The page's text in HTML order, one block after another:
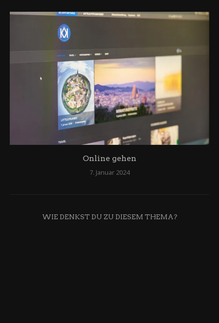
Online gehen
7. Januar 2024
WIE DENKST DU ZU DIESEM THEMA?